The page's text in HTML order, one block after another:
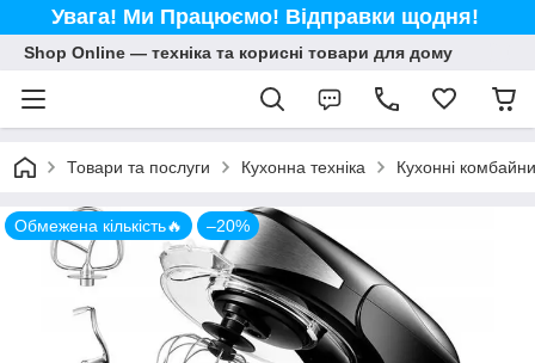
Увага! Ми Працюємо! Відправки щодня!
Shop Online — техніка та корисні товари для дому
Товари та послуги Кухонна техніка Кухонні комбайни
Обмежена кількість🔥 –20%